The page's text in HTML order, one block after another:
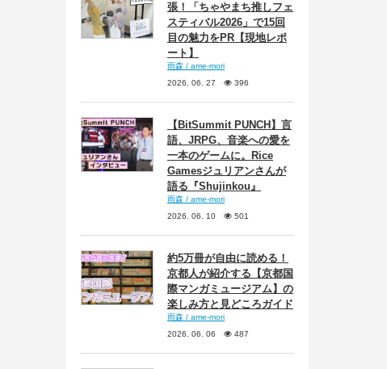
張！「ちゃやまち推しフェ
スティバル2026」で15回
目の魅力をPR【現地レポ
ート】
雨森 / ame-mori
2026. 06. 27
396
【BitSummit PUNCH】言
語、JRPG、音楽への愛を
一本のゲームに。Rice
Gamesジュリアンさんが
語る『Shujinkou』
雨森 / ame-mori
2026. 06. 10
501
約5万冊が自由に読める！
京都人が紹介する【京都国
際マンガミュージアム】の
楽しみ方と見どころガイド
雨森 / ame-mori
2026. 06. 06
487